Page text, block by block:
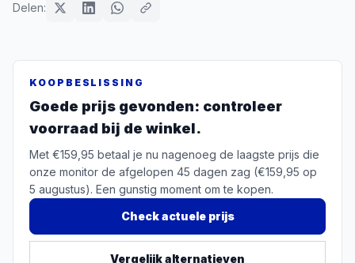
Delen:
KOOPBESLISSING
Goede prijs gevonden: controleer
voorraad bij de winkel.
Met €159,95 betaal je nu nagenoeg de laagste prijs die
onze monitor de afgelopen 45 dagen zag (€159,95 op
5 augustus). Een gunstig moment om te kopen.
Check actuele prijs
Vergelijk alternatieven